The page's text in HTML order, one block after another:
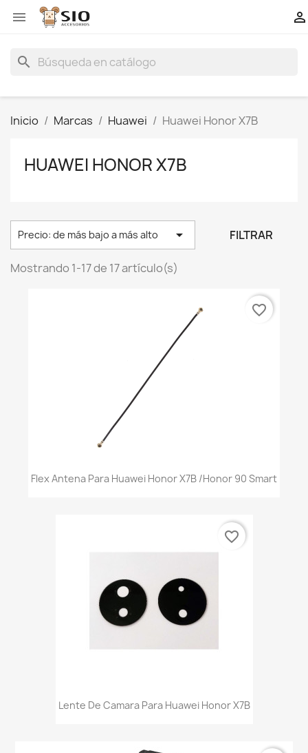
 
search
Inicio Marcas Huawei Huawei Honor X7B
HUAWEI HONOR X7B
Precio: de más bajo a más alto  FILTRAR
Mostrando 1-17 de 17 artículo(s)
Flex Antena Para Huawei Honor X7B /Honor 90 Smart
favorite_border
Lente De Camara Para Huawei Honor X7B
favorite_border